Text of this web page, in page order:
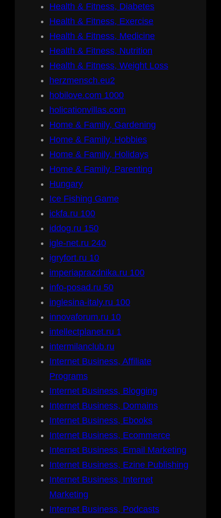
Health & Fitness, Diabetes
Health & Fitness, Exercise
Health & Fitness, Medicine
Health & Fitness, Nutrition
Health & Fitness, Weight Loss
herzmensch.eu2
hobilove.com 1000
holicationvillas.com
Home & Family, Gardening
Home & Family, Hobbies
Home & Family, Holidays
Home & Family, Parenting
Hungary
Ice Fishing Game
ickfa.ru 100
iddog.ru 150
igle-net.ru 240
igryfort.ru 10
imperiaprazdnika.ru 100
info-posad.ru 50
inglesina-italy.ru 100
innovaforum.ru 10
intellectplanet.ru 1
intermilanclub.ru
Internet Business, Affiliate
Programs
Internet Business, Blogging
Internet Business, Domains
Internet Business, Ebooks
Internet Business, Ecommerce
Internet Business, Email Marketing
Internet Business, Ezine Publishing
Internet Business, Internet
Marketing
Internet Business, Podcasts